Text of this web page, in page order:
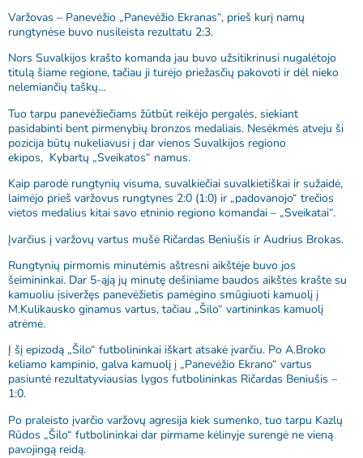
Varžovas – Panevėžio „Panevėžio Ekranas“, prieš kurį namų
rungtynėse buvo nusileista rezultatu 2:3.
Nors Suvalkijos krašto komanda jau buvo užsitikrinusi nugalėtojo
titulą šiame regione, tačiau ji turėjo priežasčių pakovoti ir dėl nieko
nelemiančių taškų…
Tuo tarpu panevėžiečiams žūtbūt reikėjo pergalės, siekiant
pasidabinti bent pirmenybių bronzos medaliais. Nesėkmės atveju ši
pozicija būtų nukeliavusi į dar vienos Suvalkijos regiono
ekipos, Kybartų „Sveikatos“ namus.
Kaip parodė rungtynių visuma, suvalkiečiai suvalkietiškai ir sužaidė,
laimėjo prieš varžovus rungtynes 2:0 (1:0) ir „padovanojo“ trečios
vietos medalius kitai savo etninio regiono komandai – „Sveikatai“.
Įvarčius į varžovų vartus mušė Ričardas Beniušis ir Audrius Brokas.
Rungtynių pirmomis minutėmis aštresni aikštėje buvo jos
šeimininkai. Dar 5-ąją jų minutę dešiniame baudos aikštės krašte su
kamuoliu įsiveržęs panevėžietis pamėgino smūgiuoti kamuolį į
M.Kulikausko ginamus vartus, tačiau „Šilo“ vartininkas kamuolį
atrėmė.
Į šį epizodą „Šilo“ futbolininkai iškart atsakė įvarčiu. Po A.Broko
keliamo kampinio, galva kamuolį į „Panevėžio Ekrano“ vartus
pasiuntė rezultatyviausias lygos futbolininkas Ričardas Beniušis –
1:0.
Po praleisto įvarčio varžovų agresija kiek sumenko, tuo tarpu Kazlų
Rūdos „Šilo“ futbolininkai dar pirmame kėlinyje surengė ne vieną
pavojingą reidą.